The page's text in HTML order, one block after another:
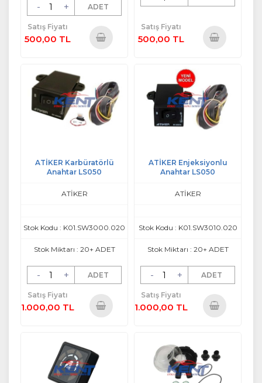
- + ADET
Satış Fiyatı
500,00 TL
Satış Fiyatı
500,00 TL
ATİKER Karbüratörlü
Anahtar LS050
ATİKER
Stok Kodu : K01.SW3000.020
Stok Miktarı : 20+ ADET
- + ADET
Satış Fiyatı
1.000,00 TL
ATİKER Enjeksiyonlu
Anahtar LS050
ATİKER
Stok Kodu : K01.SW3010.020
Stok Miktarı : 20+ ADET
- + ADET
Satış Fiyatı
1.000,00 TL